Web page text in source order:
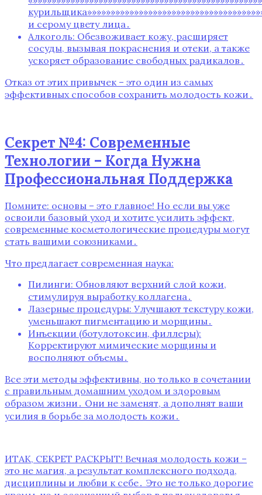
и серому цвету лица․
Алкоголь: Обезвоживает кожу, расширяет
сосуды, вызывая покраснения и отеки, а также
ускоряет образование свободных радикалов․
Отказ от этих привычек – это один из самых
эффективных способов сохранить молодость кожи․
Секрет №4: Современные
Технологии – Когда Нужна
Профессиональная Поддержка
Помните: основы – это главное! Но если вы уже
освоили базовый уход и хотите усилить эффект,
современные косметологические процедуры могут
стать вашими союзниками․
Что предлагает современная наука:
Пилинги: Обновляют верхний слой кожи,
стимулируя выработку коллагена․
Лазерные процедуры: Улучшают текстуру кожи,
уменьшают пигментацию и морщины․
Инъекции (ботулотоксин, филлеры):
Корректируют мимические морщины и
восполняют объемы․
Все эти методы эффективны, но только в сочетании
с правильным домашним уходом и здоровым
образом жизни․ Они не заменят, а дополнят ваши
усилия в борьбе за молодость кожи․
ИТАК, СЕКРЕТ РАСКРЫТ! Вечная молодость кожи –
это не магия, а результат комплексного подхода,
дисциплины и любви к себе․ Это не только дорогие